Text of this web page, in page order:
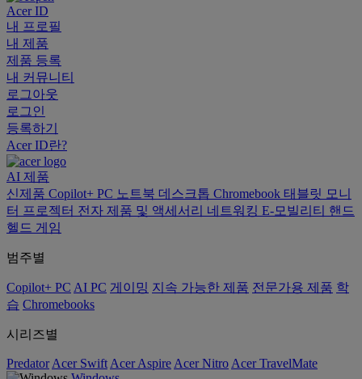
Acer ID
내 프로필
내 제품
제품 등록
내 커뮤니티
로그아웃
로그인
등록하기
Acer ID란?
AI 제품
신제품 Copilot+ PC 노트북 데스크톱 Chromebook 태블릿 모니
터 프로젝터 전자 제품 및 액세서리 네트워킹 E-모빌리티 핸드
헬드 게임
범주별
Copilot+ PC AI PC 게이밍 지속 가능한 제품 전문가용 제품 학
습 Chromebooks
시리즈별
Predator Acer Swift Acer Aspire Acer Nitro Acer TravelMate